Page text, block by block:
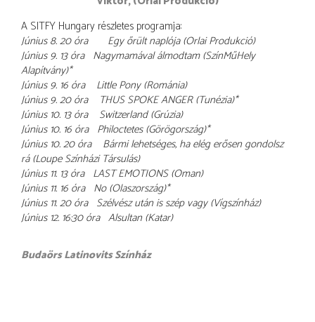
A SITFY Hungary részletes programja:
Június 8. 20 óra Egy őrült naplója (Orlai Produkció)
Június 9. 13 óra Nagymamával álmodtam (SzínMűHely
Alapítvány)*
Június 9. 16 óra Little Pony (Románia)
Június 9. 20 óra THUS SPOKE ANGER (Tunézia)*
Június 10. 13 óra Switzerland (Grúzia)
Június 10. 16 óra Philoctetes (Görögország)*
Június 10. 20 óra Bármi lehetséges, ha elég erősen gondolsz
rá (Loupe Színházi Társulás)
Június 11. 13 óra LAST EMOTIONS (Oman)
Június 11. 16 óra No (Olaszország)*
Június 11. 20 óra Szélvész után is szép vagy (Vígszínház)
Június 12. 16:30 óra Alsultan (Katar)
Budaörs Latinovits Színház